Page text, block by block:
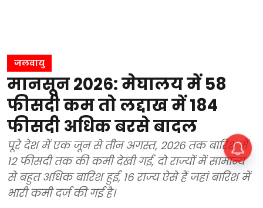
जलवायु
मानसून 2026: मेघालय में 58
फीसदी कम तो लद्दाख में 184
फीसदी अधिक बरसे बादल
पूरे देश में एक जून से तीन अगस्त, 2026 तक बारिश में
12 फीसदी तक की कमी देखी गई, दो राज्यों में सामान्य
से बहुत अधिक बारिश हुई, 16 राज्य ऐसे हैं जहां बारिश में
भारी कमी दर्ज की गई है।